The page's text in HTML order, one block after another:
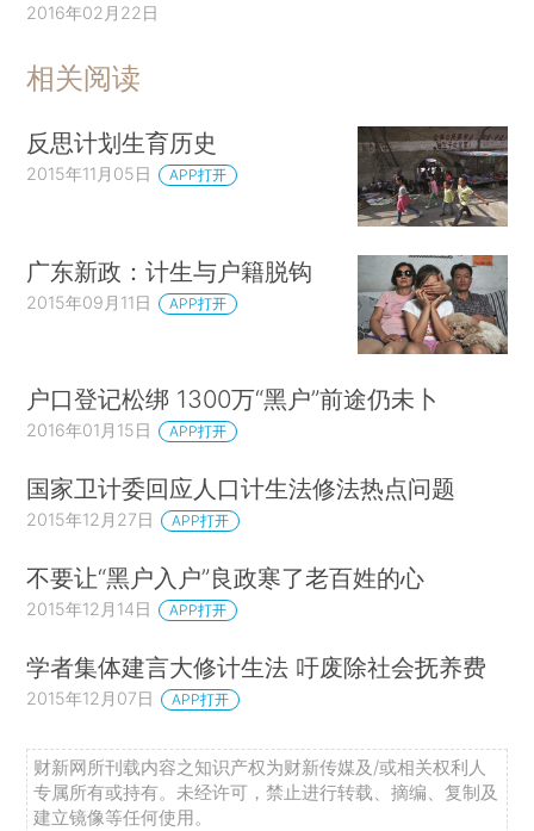
2016年02月22日
相关阅读
反思计划生育历史
2015年11月05日 APP打开
广东新政：计生与户籍脱钩
2015年09月11日 APP打开
户口登记松绑 1300万“黑户”前途仍未卜
2016年01月15日 APP打开
国家卫计委回应人口计生法修法热点问题
2015年12月27日 APP打开
不要让“黑户入户”良政寒了老百姓的心
2015年12月14日 APP打开
学者集体建言大修计生法 吁废除社会抚养费
2015年12月07日 APP打开
财新网所刊载内容之知识产权为财新传媒及/或相关权利人
专属所有或持有。未经许可，禁止进行转载、摘编、复制及
建立镜像等任何使用。